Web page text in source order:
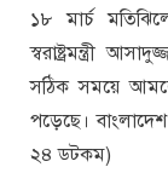
১৮ মার্চ
স্বরাষ্ট্রমন্ত্রী
সঠিক সময়ে
পড়েছে।
২৪ ডটকম)